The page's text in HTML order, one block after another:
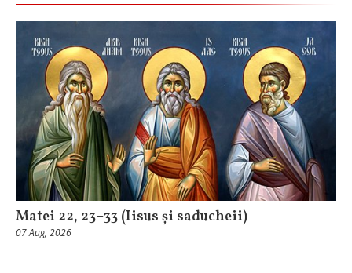
Matei 22, 23–33 (Iisus și saducheii)
07 Aug, 2026